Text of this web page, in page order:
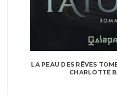
LA PEAU DES RÊVES
CHARLOTTE